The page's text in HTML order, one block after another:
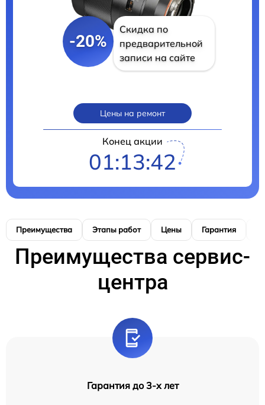
-20%
Скидка по
предварительной
записи на сайте
Цены на ремонт
Конец акции
01:13:40
Преимущества Этапы работ Цены Гарантия
Преимущества сервис-
центра
Гарантия до 3-х лет